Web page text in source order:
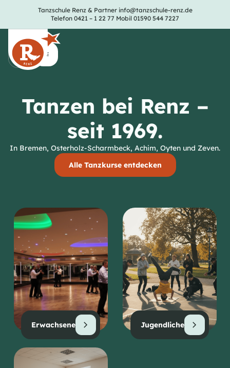
Tanzschule Renz & Partnerinfo@tanzschule-renz.de
Telefon 0421 – 1 22 77 Mobil 01590 544 7227
Tanzen bei Renz –
seit 1969.
In Bremen, Osterholz-Scharmbeck, Achim, Oyten und Zeven.
Alle Tanzkurse entdecken
Erwachsene Jugendliche